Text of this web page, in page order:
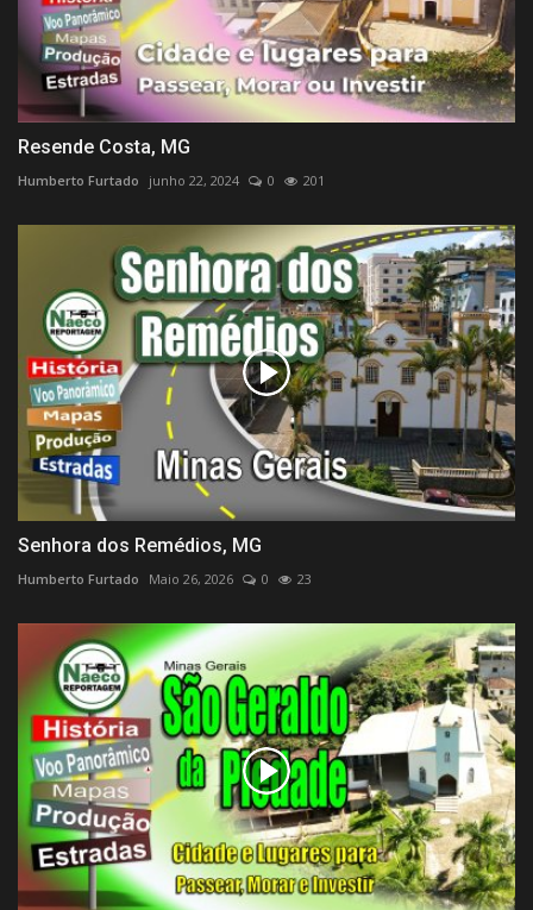
Resende Costa, MG
Humberto Furtado junho 22, 2024 0 201
Senhora dos Remédios, MG
Humberto Furtado Maio 26, 2026 0 23